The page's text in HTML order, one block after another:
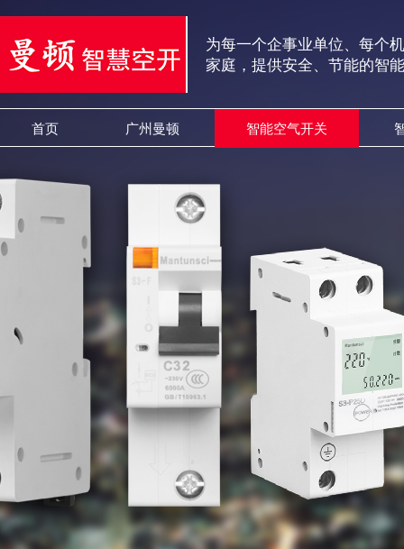
为每一个企事业单位、每个
家庭，提供安全、节能的智
首页 广州曼顿 智能空气开关